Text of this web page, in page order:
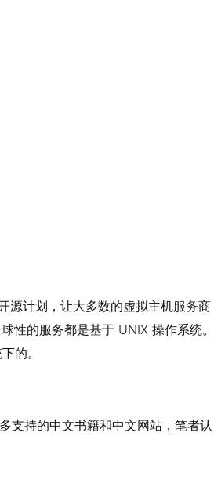
源计划，让大多数的虚拟主机服务商
性的服务都是基于 UNIX 操作系统。
的。
支持的中文书籍和中文网站，笔者认